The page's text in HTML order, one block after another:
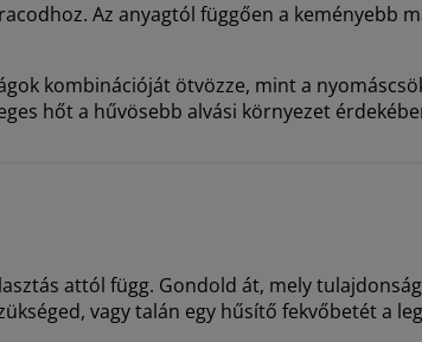
Az anyagtól függően a keményebb
kombinációját ötvözze, mint a
hőt a hűvösebb alvási környezet
attól függ. Gondold át, mely
vagy talán egy hűsítő fekvőbetét a